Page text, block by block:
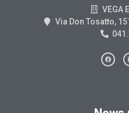
VEGA
Via Don Tosatto,